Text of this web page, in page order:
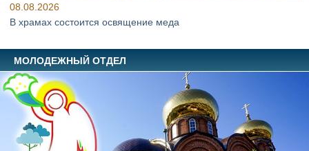
08.08.2026
В храмах состоится освящение меда
МОЛОДЕЖНЫЙ ОТДЕЛ